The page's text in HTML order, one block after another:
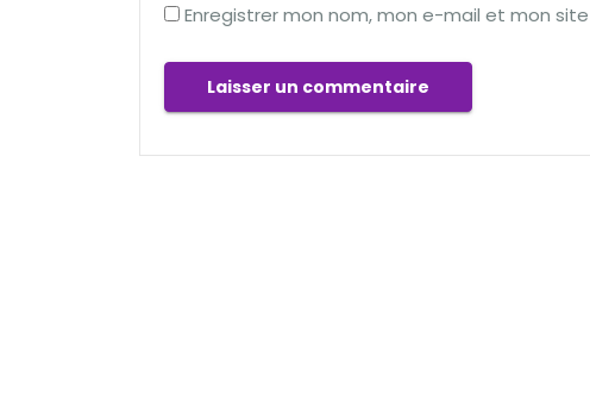
Enregistrer mon nom, mon e-mail et mon